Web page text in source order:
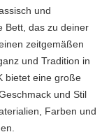
und
Bett, das zu deiner
zeitgemäßen
und Tradition in
bietet eine große
und Stil
Farben und